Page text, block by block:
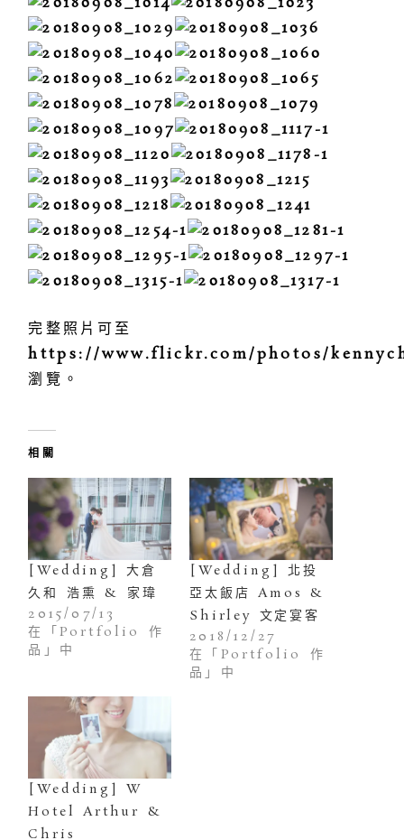
完整照片可至
https://www.flickr.com/photos/
瀏覽。
相關
[Wedding] 大倉
久和 浩熏 & 家瑋
2015/07/13
在「Portfolio 作
品」中
[Wedding] 北投
亞太飯店 Amos &
Shirley 文定宴客
2018/12/27
在「Portfolio 作
品」中
[Wedding] W
Hotel Arthur &
Chris